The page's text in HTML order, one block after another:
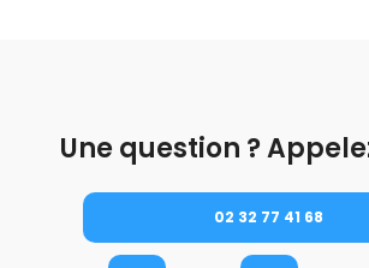
Une question ?
02 32 77 41 68